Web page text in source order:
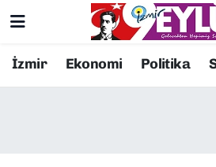
İzmir Ekonomi Politika
Resmi İlanlar
Konak Nöbetçi Eczaneler